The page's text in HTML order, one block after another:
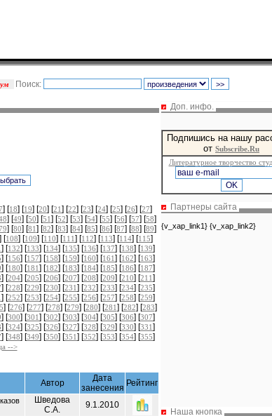
Поиск:
] [18] [19] [20] [21] [22] [23] [24] [25] [26] [27]
] [49] [50] [51] [52] [53] [54] [55] [56] [57] [58]
] [80] [81] [82] [83] [84] [85] [86] [87] [88] [89]
] [108] [109] [110] [111] [112] [113] [114] [115]
] [132] [133] [134] [135] [136] [137] [138] [139]
] [156] [157] [158] [159] [160] [161] [162] [163]
] [180] [181] [182] [183] [184] [185] [186] [187]
] [204] [205] [206] [207] [208] [209] [210] [211]
] [228] [229] [230] [231] [232] [233] [234] [235]
] [252] [253] [254] [255] [256] [257] [258] [259]
] [276] [277] [278] [279] [280] [281] [282] [283]
] [300] [301] [302] [303] [304] [305] [306] [307]
] [324] [325] [326] [327] [328] [329] [330] [331]
] [348] [349] [350] [351] [352] [353] [354] [355]
-->
Автор
Дата
занесения Рейтинг
Шведова
С.А.
9.1.2010
Доп. инфо.
Подпишись на нашу
от Subscribe.Ru
Литературное творчество
Партнеры сайта
{v_xap_link1} {v_xap_link2}
Наша кнопка